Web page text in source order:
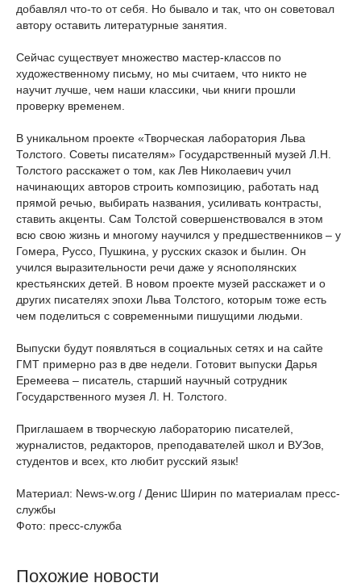
добавлял что-то от себя. Но бывало и так, что он советовал
автору оставить литературные занятия.
Сейчас существует множество мастер-классов по
художественному письму, но мы считаем, что никто не
научит лучше, чем наши классики, чьи книги прошли
проверку временем.
В уникальном проекте «Творческая лаборатория Льва
Толстого. Советы писателям» Государственный музей Л.Н.
Толстого расскажет о том, как Лев Николаевич учил
начинающих авторов строить композицию, работать над
прямой речью, выбирать названия, усиливать контрасты,
ставить акценты. Сам Толстой совершенствовался в этом
всю свою жизнь и многому научился у предшественников – у
Гомера, Руссо, Пушкина, у русских сказок и былин. Он
учился выразительности речи даже у яснополянских
крестьянских детей. В новом проекте музей расскажет и о
других писателях эпохи Льва Толстого, которым тоже есть
чем поделиться с современными пишущими людьми.
Выпуски будут появляться в социальных сетях и на сайте
ГМТ примерно раз в две недели. Готовит выпуски Дарья
Еремеева ‒ писатель, старший научный сотрудник
Государственного музея Л. Н. Толстого.
Приглашаем в творческую лабораторию писателей,
журналистов, редакторов, преподавателей школ и ВУЗов,
студентов и всех, кто любит русский язык!
Материал: News-w.org / Денис Ширин по материалам пресс-
службы
Фото: пресс-служба
Похожие новости